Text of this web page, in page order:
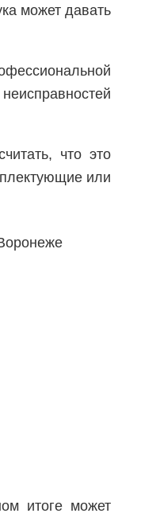
может давать
что это
или
итоге может